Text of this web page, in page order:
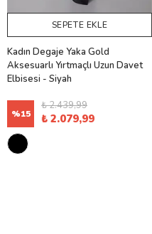
SEPETE EKLE
Kadın Degaje Yaka Gold
Aksesuarlı Yırtmaçlı Uzun Davet
Elbisesi - Siyah
%15
₺ 2.439,99
₺ 2.079,99